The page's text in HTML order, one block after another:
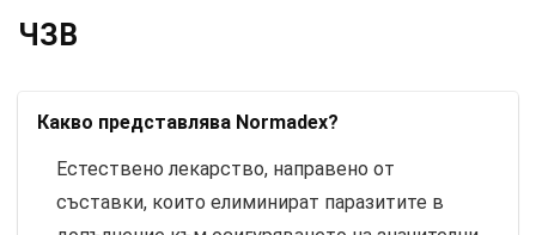
ЧЗВ
Какво представлява Normadex?
Естествено лекарство, направено от
съставки, които елиминират паразитите в